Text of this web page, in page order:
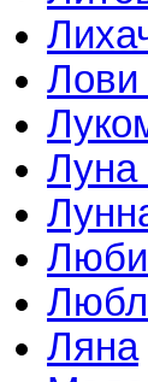
Луна
Ляна